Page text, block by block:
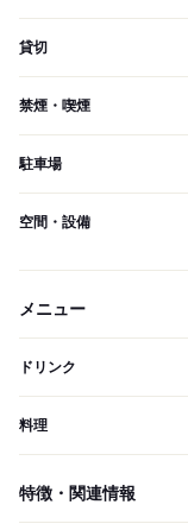
貸切
禁煙・喫煙
駐車場
空間・設備
メニュー
ドリンク
料理
特徴・関連情報